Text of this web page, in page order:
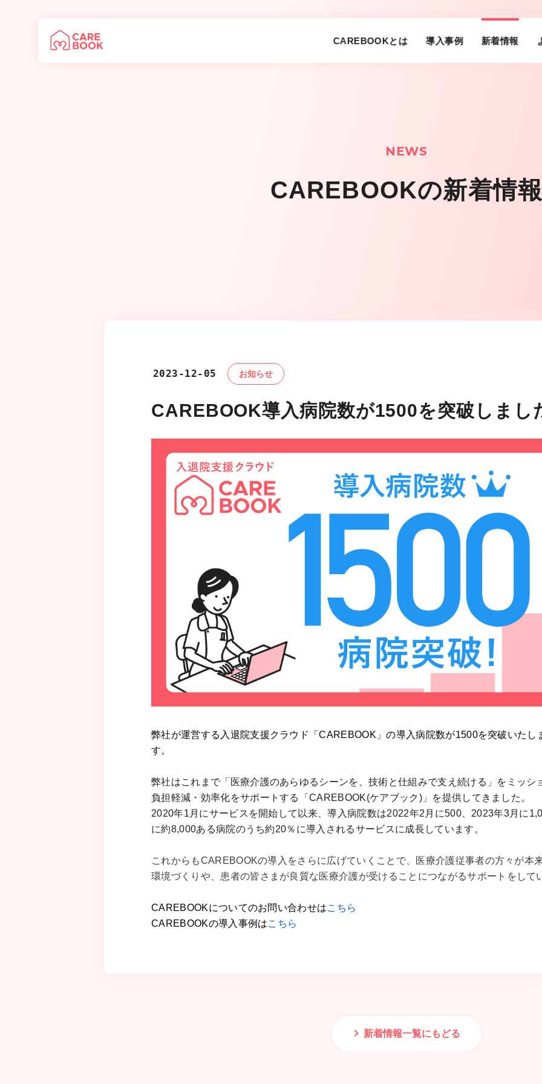
CAREBOOKとは 導入事例 新着情報
NEWS
CAREBOOKの新着情
2023-12-05 お知らせ
CAREBOOK導入病院数が1500を突破しまし
弊社が運営する入退院支援クラウド「CAREBOOK」の導入病院数が1500を突破いたし
す。
弊社はこれまで「医療介護のあらゆるシーンを、技術と仕組みで支え続ける」をミッシ
負担軽減・効率化をサポートする「CAREBOOK(ケアブック)」を提供してきました。
2020年1月にサービスを開始して以来、導入病院数は2022年2月に500、2023年3月に
に約8,000ある病院のうち約20％に導入されるサービスに成長しています。
これからもCAREBOOKの導入をさらに広げていくことで、医療介護従事者の方々が本
環境づくりや、患者の皆さまが良質な医療介護が受けることにつながるサポートをして
CAREBOOKについてのお問い合わせはこちら
CAREBOOKの導入事例はこちら
新着情報一覧にもどる